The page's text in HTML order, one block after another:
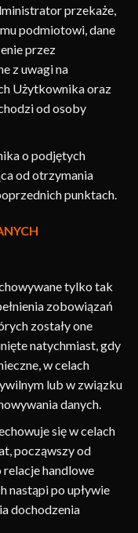
przekaże,
podmiotowi, dane
przez
z uwagi na
Użytkownika oraz
od osoby
o podjętych
od otrzymania
punktach.
tylko tak
zobowiązań
zostały one
natychmiast, gdy
w celach
lub w związku
danych.
się w celach
począwszy od
handlowe
nastąpi po upływie
dochodzenia